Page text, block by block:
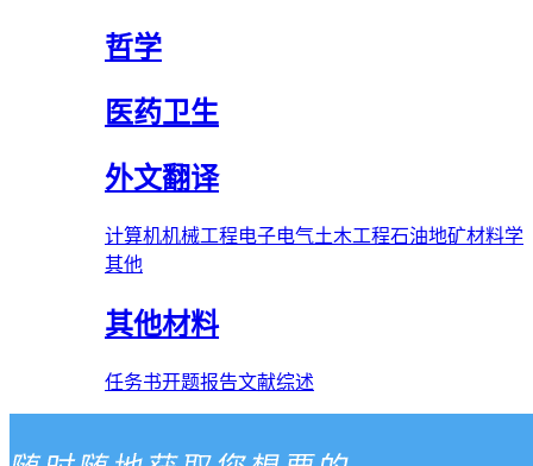
哲学
医药卫生
外文翻译
计算机机械工程电子电气土木工程石油地矿材料学
其他
其他材料
任务书开题报告文献综述